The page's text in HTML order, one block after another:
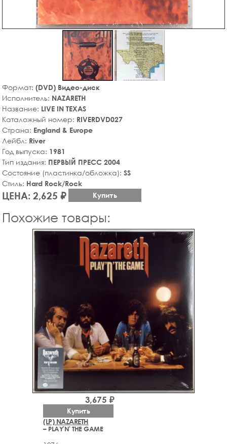
Формат: (DVD) Видео-диск
Исполнитель: NAZARETH
Название: LIVE IN TEXAS
Каталожный номер: RIVERDVD027
Страна: England & Europe
Лейбл: River
Год выпуска: 1981
Тип издания: ПЕРВЫЙ ПРЕСС 2004
Состояние (пластинка/обложка): SS
Стиль: Hard Rock/Rock
ЦЕНА: 2,625 ₽ Купить
Похожие товары:
(LP) NAZARETH
– PLAY'N' THE GAME
3,675 ₽
Купить